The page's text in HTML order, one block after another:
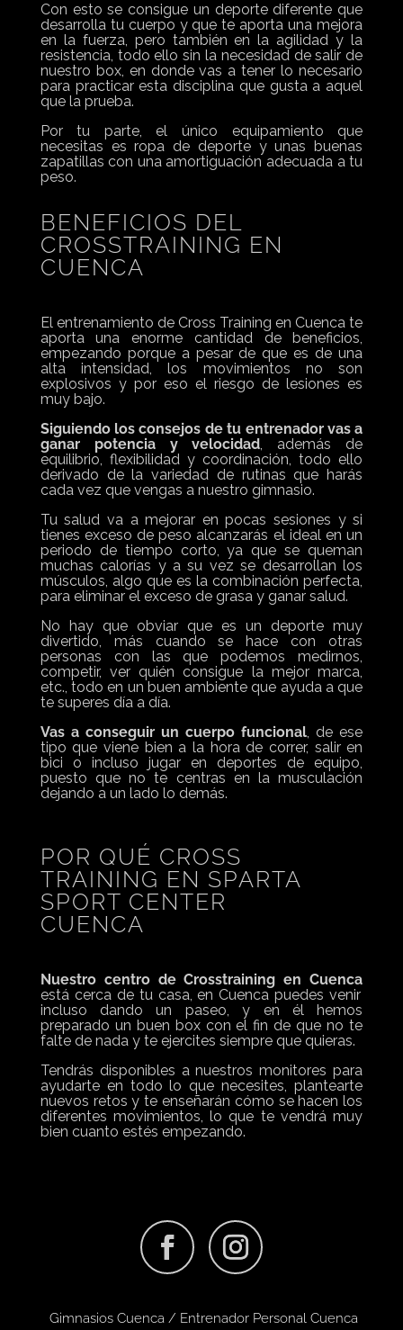
Con esto se consigue un deporte diferente que
desarrolla tu cuerpo y que te aporta una mejora
en la fuerza, pero también en la agilidad y la
resistencia, todo ello sin la necesidad de salir de
nuestro box, en donde vas a tener lo necesario
para practicar esta disciplina que gusta a aquel
que la prueba.
Por tu parte, el único equipamiento que
necesitas es ropa de deporte y unas buenas
zapatillas con una amortiguación adecuada a tu
peso.
BENEFICIOS DEL
CROSSTRAINING EN
CUENCA
El entrenamiento de Cross Training en Cuenca te
aporta una enorme cantidad de beneficios,
empezando porque a pesar de que es de una
alta intensidad, los movimientos no son
explosivos y por eso el riesgo de lesiones es
muy bajo.
Siguiendo los consejos de tu entrenador vas a
ganar potencia y velocidad, además de
equilibrio, flexibilidad y coordinación, todo ello
derivado de la variedad de rutinas que harás
cada vez que vengas a nuestro gimnasio.
Tu salud va a mejorar en pocas sesiones y si
tienes exceso de peso alcanzarás el ideal en un
periodo de tiempo corto, ya que se queman
muchas calorías y a su vez se desarrollan los
músculos, algo que es la combinación perfecta,
para eliminar el exceso de grasa y ganar salud.
No hay que obviar que es un deporte muy
divertido, más cuando se hace con otras
personas con las que podemos medirnos,
competir, ver quién consigue la mejor marca,
etc., todo en un buen ambiente que ayuda a que
te superes día a día.
Vas a conseguir un cuerpo funcional, de ese
tipo que viene bien a la hora de correr, salir en
bici o incluso jugar en deportes de equipo,
puesto que no te centras en la musculación
dejando a un lado lo demás.
POR QUÉ CROSS
TRAINING EN SPARTA
SPORT CENTER
CUENCA
Nuestro centro de Crosstraining en Cuenca
está cerca de tu casa, en Cuenca puedes venir
incluso dando un paseo, y en él hemos
preparado un buen box con el fin de que no te
falte de nada y te ejercites siempre que quieras.
Tendrás disponibles a nuestros monitores para
ayudarte en todo lo que necesites, plantearte
nuevos retos y te enseñarán cómo se hacen los
diferentes movimientos, lo que te vendrá muy
bien cuanto estés empezando.
Gimnasios Cuenca/ Entrenador Personal Cuenca